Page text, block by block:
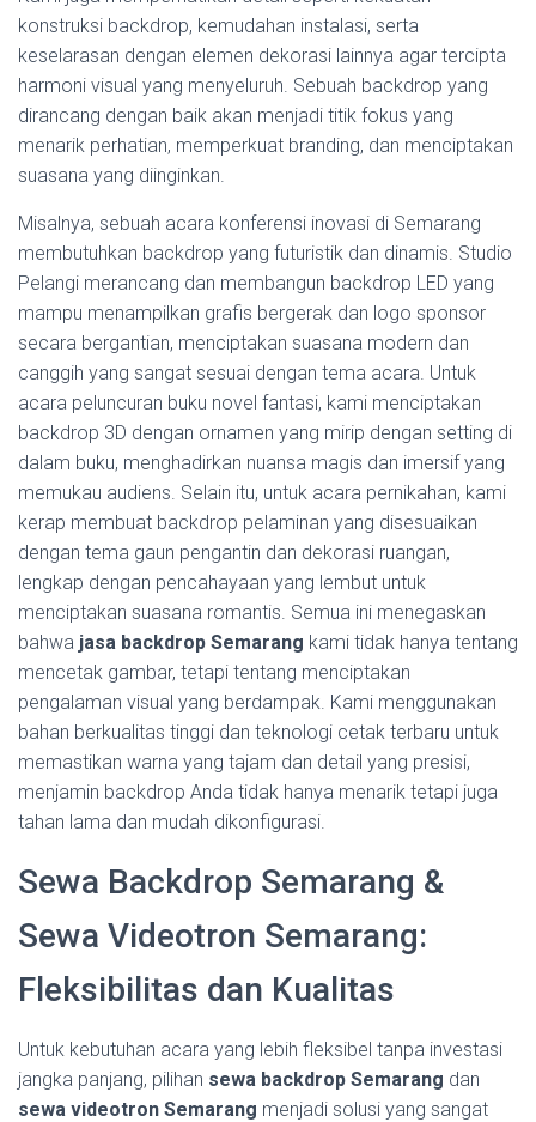
konstruksi backdrop, kemudahan instalasi, serta
keselarasan dengan elemen dekorasi lainnya agar tercipta
harmoni visual yang menyeluruh. Sebuah backdrop yang
dirancang dengan baik akan menjadi titik fokus yang
menarik perhatian, memperkuat branding, dan menciptakan
suasana yang diinginkan.
Misalnya, sebuah acara konferensi inovasi di Semarang
membutuhkan backdrop yang futuristik dan dinamis. Studio
Pelangi merancang dan membangun backdrop LED yang
mampu menampilkan grafis bergerak dan logo sponsor
secara bergantian, menciptakan suasana modern dan
canggih yang sangat sesuai dengan tema acara. Untuk
acara peluncuran buku novel fantasi, kami menciptakan
backdrop 3D dengan ornamen yang mirip dengan setting di
dalam buku, menghadirkan nuansa magis dan imersif yang
memukau audiens. Selain itu, untuk acara pernikahan, kami
kerap membuat backdrop pelaminan yang disesuaikan
dengan tema gaun pengantin dan dekorasi ruangan,
lengkap dengan pencahayaan yang lembut untuk
menciptakan suasana romantis. Semua ini menegaskan
bahwa jasa backdrop Semarang kami tidak hanya tentang
mencetak gambar, tetapi tentang menciptakan
pengalaman visual yang berdampak. Kami menggunakan
bahan berkualitas tinggi dan teknologi cetak terbaru untuk
memastikan warna yang tajam dan detail yang presisi,
menjamin backdrop Anda tidak hanya menarik tetapi juga
tahan lama dan mudah dikonfigurasi.
Sewa Backdrop Semarang &
Sewa Videotron Semarang:
Fleksibilitas dan Kualitas
Untuk kebutuhan acara yang lebih fleksibel tanpa investasi
jangka panjang, pilihan sewa backdrop Semarang dan
sewa videotron Semarang menjadi solusi yang sangat